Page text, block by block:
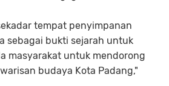
tempat penyimpanan
sebagai bukti sejarah untuk
masyarakat untuk mendorong
budaya Kota Padang,"